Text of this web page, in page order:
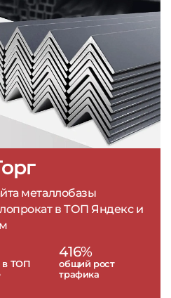
металлобазы
в ТОП Яндекс и
в ТОП
416%
общий рост
трафика